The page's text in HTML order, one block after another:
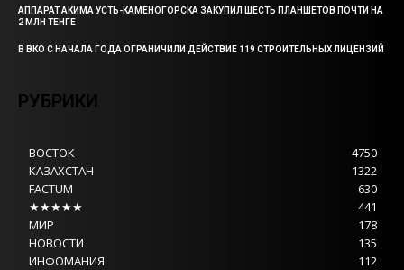
АППАРАТ АКИМА УСТЬ-КАМЕНОГОРСКА ЗАКУПИЛ ШЕСТЬ ПЛАНШЕТОВ ПОЧТИ НА
2 МЛН ТЕНГЕ
В ВКО С НАЧАЛА ГОДА ОГРАНИЧИЛИ ДЕЙСТВИЕ 119 СТРОИТЕЛЬНЫХ ЛИЦЕНЗИЙ
РУБРИКИ
ВОСТОК
4750
КАЗАХСТАН
1322
FACTUM
630
★★★★★
441
МИР
178
НОВОСТИ
135
ИНФОМАНИЯ
112